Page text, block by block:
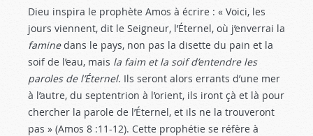
Dieu inspira le prophète Amos à écrire : « Voici, les
jours viennent, dit le Seigneur, l’Éternel, où j’enverrai la
faminedans le pays, non pas la disette du pain et la
soif de l’eau, mais la faim et la soif d’entendre les
paroles de l’Éternel. Ils seront alors errants d’une mer
à l’autre, du septentrion à l’orient, ils iront çà et là pour
chercher la parole de l’Éternel, et ils ne la trouveront
pas » (Amos 8 :11-12). Cette prophétie se réfère à